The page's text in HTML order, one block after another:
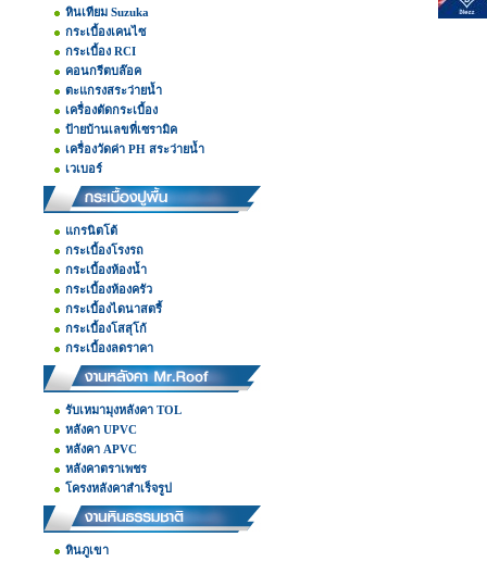
หินเทียม Suzuka
กระเบื้องเคนไซ
กระเบื้อง RCI
คอนกรีตบล๊อค
ตะแกรงสระว่ายน้ำ
เครื่องตัดกระเบื้อง
ป้ายบ้านเลขที่เซรามิค
เครื่องวัดค่า PH สระว่ายน้ำ
เวเบอร์
แกรนิตโต้
กระเบื้องโรงรถ
กระเบื้องห้องน้ำ
กระเบื้องห้องครัว
กระเบื้องไดนาสตรี้
กระเบื้องโสสุโก้
กระเบื้องลดราคา
รับเหมามุงหลังคา TOL
หลังคา UPVC
หลังคา APVC
หลังคาตราเพชร
โครงหลังคาสำเร็จรูป
หินภูเขา